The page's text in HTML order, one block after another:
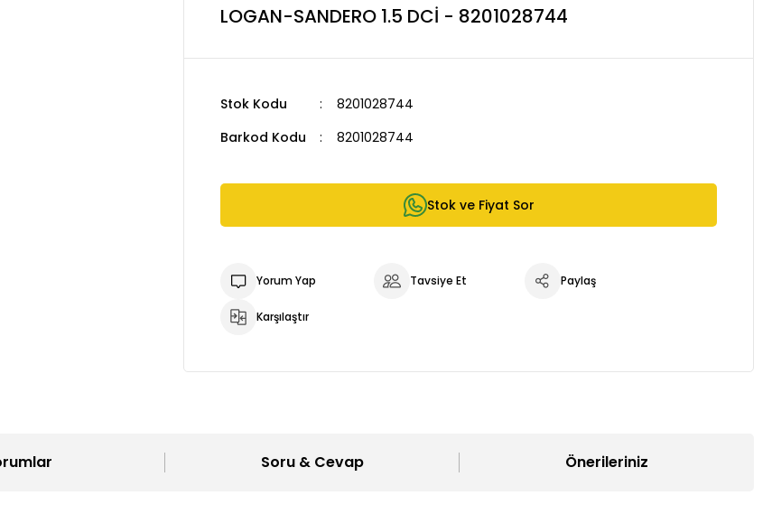
LOGAN-SANDERO 1.5 DCİ - 8201028744
Stok Kodu
8201028744
Barkod Kodu
8201028744
Stok ve Fiyat Sor
Yorum Yap Tavsiye Et Paylaş
Karşılaştır
Soru & Cevap Önerileriniz